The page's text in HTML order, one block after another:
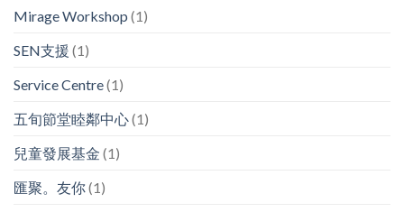
Mirage Workshop (1)
SEN支援 (1)
Service Centre(1)
五旬節堂睦鄰中心(1)
兒童發展基金 (1)
匯聚。友你(1)